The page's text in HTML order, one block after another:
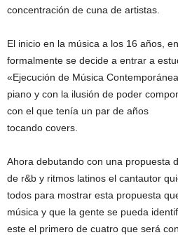
concentración de cuna de artistas.
El inicio en la música a los 16 años,
formalmente se decide a entrar a
«Ejecución de Música
piano y con la ilusión de poder
con el que tenía un par de años
tocando covers.
Ahora debutando con una propuesta
de r&b y ritmos latinos el cantautor
todos para mostrar esta propuesta
música y que la gente se pueda
este el primero de cuatro que será